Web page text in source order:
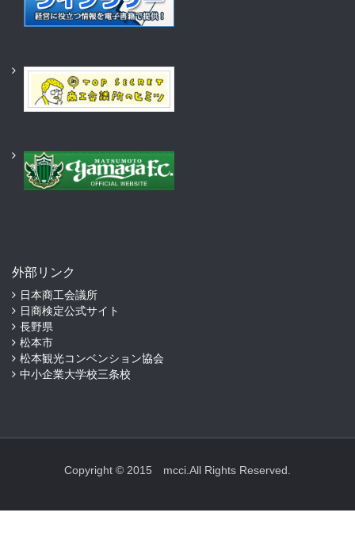
外部リンク
日本商工会議所
日商検定公式サイト
長野県
松本市
松本観光コンベンション協会
中小企業大学校三条校
Copyright © 2015 mcci.All Rights Reserved.